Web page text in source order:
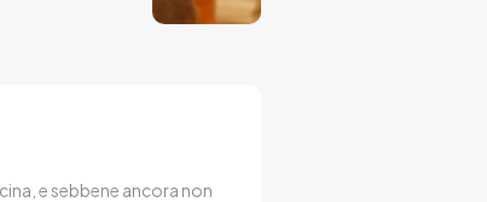
e sebbene ancora non